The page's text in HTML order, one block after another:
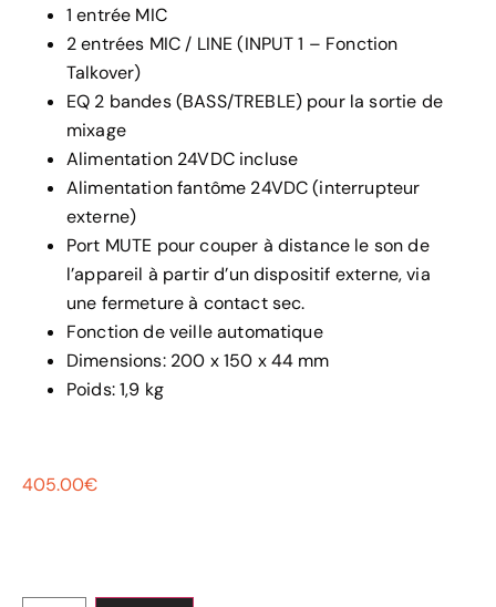
1 entrée MIC
2 entrées MIC / LINE (INPUT 1 – Fonction
Talkover)
EQ 2 bandes (BASS/TREBLE) pour la sortie de
mixage
Alimentation 24VDC incluse
Alimentation fantôme 24VDC (interrupteur
externe)
Port MUTE pour couper à distance le son de
l’appareil à partir d’un dispositif externe, via
une fermeture à contact sec.
Fonction de veille automatique
Dimensions: 200 x 150 x 44 mm
Poids: 1,9 kg
405.00€